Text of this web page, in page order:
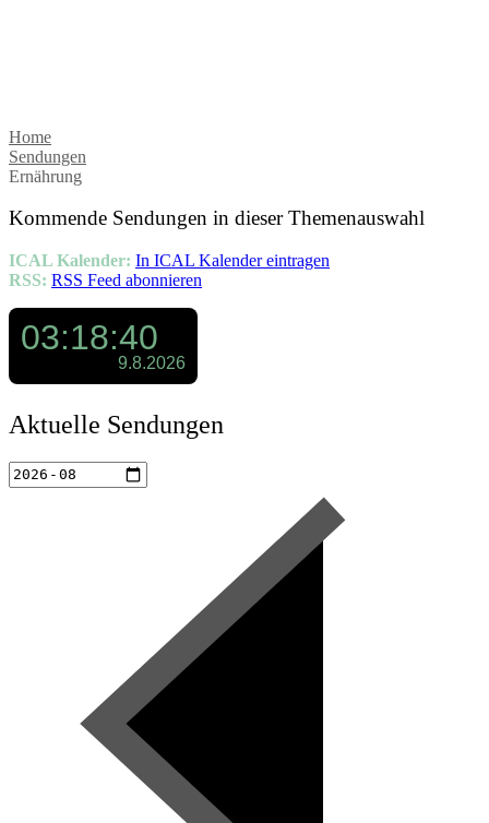
Home
Sendungen
Ernährung
Kommende Sendungen in dieser Themenauswahl
ICAL Kalender: In ICAL Kalender eintragen
RSS: RSS Feed abonnieren
Aktuelle Sendungen